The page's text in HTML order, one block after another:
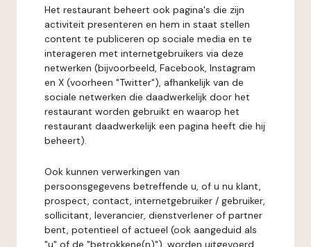
Het restaurant beheert ook pagina's die zijn
activiteit presenteren en hem in staat stellen
content te publiceren op sociale media en te
interageren met internetgebruikers via deze
netwerken (bijvoorbeeld, Facebook, Instagram
en X (voorheen "Twitter"), afhankelijk van de
sociale netwerken die daadwerkelijk door het
restaurant worden gebruikt en waarop het
restaurant daadwerkelijk een pagina heeft die hij
beheert).
Ook kunnen verwerkingen van
persoonsgegevens betreffende u, of u nu klant,
prospect, contact, internetgebruiker / gebruiker,
sollicitant, leverancier, dienstverlener of partner
bent, potentieel of actueel (ook aangeduid als
"u" of de "betrokkene(n)"), worden uitgevoerd